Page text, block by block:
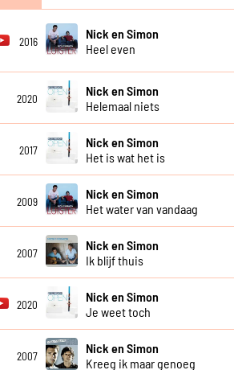
2016
Nick en Simon
Heel even
2020
Nick en Simon
Helemaal niets
2017
Nick en Simon
Het is wat het is
2009
Nick en Simon
Het water van vandaag
2007
Nick en Simon
Ik blijf thuis
2020
Nick en Simon
Je weet toch
2007
Nick en Simon
Kreeg ik maar genoeg